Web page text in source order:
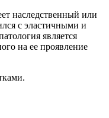
наследственный или
с эластичными и
является
на ее проявление